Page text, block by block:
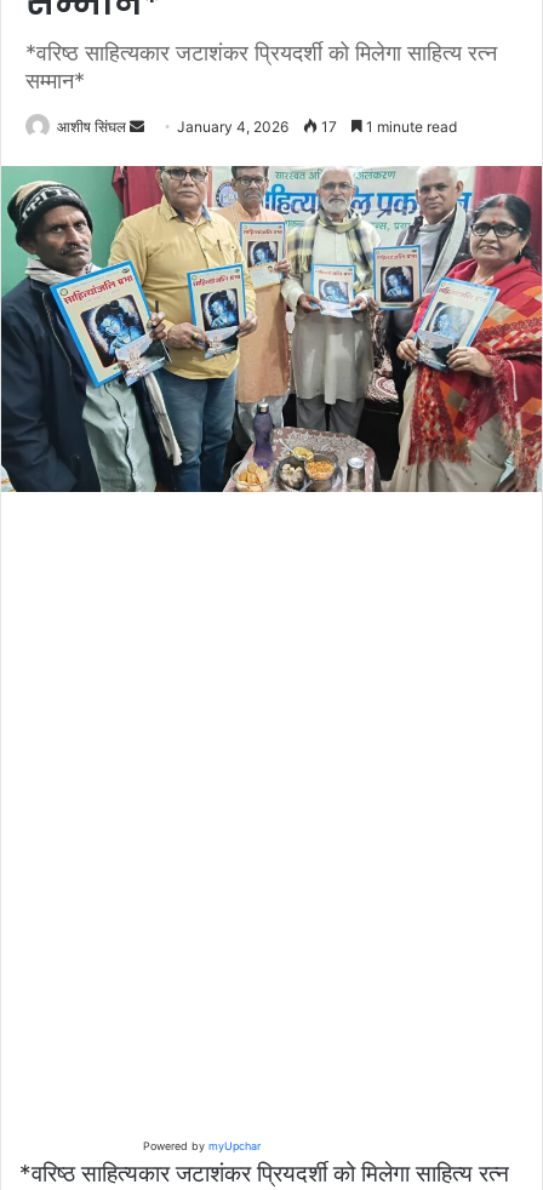
*वरिष्ठ साहित्यकार जटाशंकर प्रियदर्शी को मिलेगा साहित्य रत्न
सम्मान*
आशीष सिंघल
Send
email
January 4, 2026 17 1 minute read
Powered bymyUpchar
*वरिष्ठ साहित्यकार जटाशंकर प्रियदर्शी को मिलेगा साहित्य रत्न